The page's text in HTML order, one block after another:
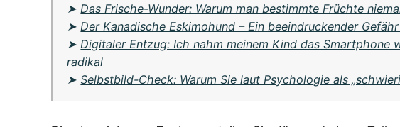
➤Das Frische-Wunder: Warum man bestimmte Früchte
➤Der Kanadische Eskimohund – Ein beeindruckender
➤Digitaler Entzug: Ich nahm meinem Kind das Smartphone
radikal
➤Selbstbild-Check: Warum Sie laut Psychologie als